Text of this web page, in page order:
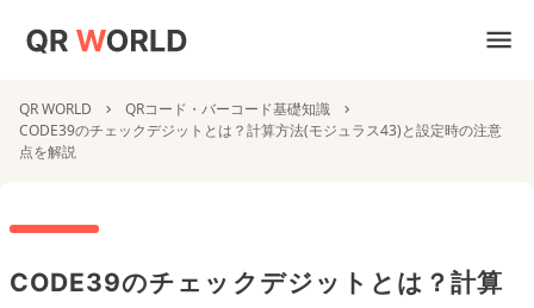
QR WORLD
QRコード・バーコード基礎知識
CODE39のチェックデジットとは？計算方法(モジュラス43)と設定時の注意
点を解説
CODE39のチェックデジットとは？計算